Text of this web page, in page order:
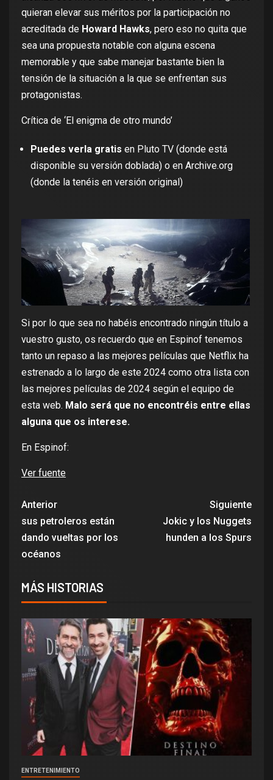
quieran elevar sus méritos por la participación no
acreditada de Howard Hawks, pero eso no quita que
sea una propuesta notable con alguna escena
memorable y que sabe manejar bastante bien la
tensión de la situación a la que se enfrentan sus
protagonistas.
Crítica de ‘El enigma de otro mundo’
Puedes verla gratis en Pluto TV (donde está
disponible su versión doblada) o en Archive.org
(donde la tenéis en versión original)
Si por lo que sea no habéis encontrado ningún título a
vuestro gusto, os recuerdo que en Espinof tenemos
tanto un repaso a las mejores películas que Netflix ha
estrenado a lo largo de este 2024 como otra lista con
las mejores películas de 2024 según el equipo de
esta web. Malo será que no encontréis entre ellas
alguna que os interese.
En Espinof:
Ver fuente
Anterior
sus petroleros están
dando vueltas por los
océanos
Siguiente
Jokic y los Nuggets
hunden a los Spurs
MÁS HISTORIAS
ENTRETENIMIENTO